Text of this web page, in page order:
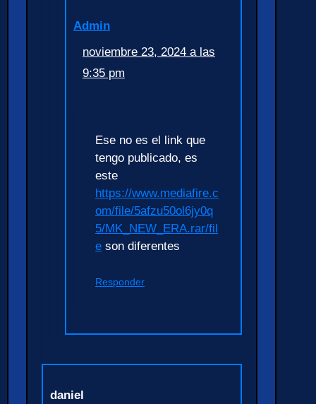
Admin
noviembre 23, 2024 a las
9:35 pm
Ese no es el link que
tengo publicado, es
este
https://www.mediafire.c
om/file/5afzu50ol6jy0q
5/MK_NEW_ERA.rar/fil
e son diferentes
Responder
daniel